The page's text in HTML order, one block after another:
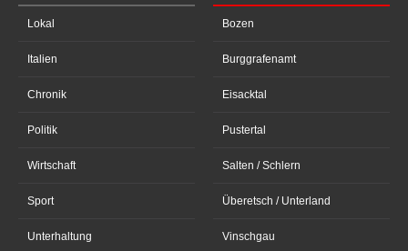
Lokal
Italien
Chronik
Politik
Wirtschaft
Sport
Unterhaltung
Bozen
Burggrafenamt
Eisacktal
Pustertal
Salten / Schlern
Überetsch / Unterland
Vinschgau